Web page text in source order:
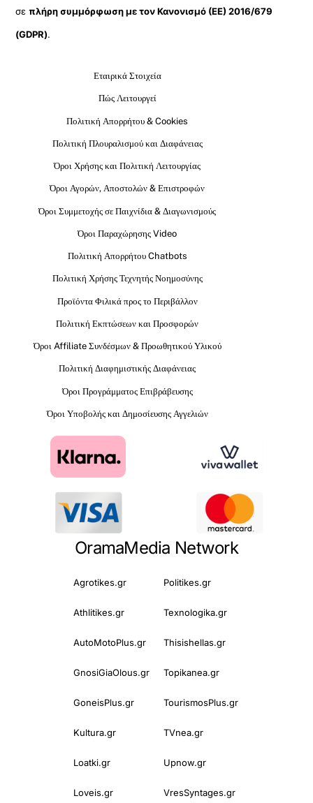
σεπλήρη συμμόρφωση με τον Κανονισμό (ΕΕ) 2016/679
(GDPR).
Εταιρικά Στοιχεία
Πώς Λειτουργεί
Πολιτική Απορρήτου & Cookies
Πολιτική Πλουραλισμού και Διαφάνειας
Όροι Χρήσης και Πολιτική Λειτουργίας
Όροι Αγορών, Αποστολών & Επιστροφών
Όροι Συμμετοχής σε Παιχνίδια & Διαγωνισμούς
Όροι Παραχώρησης Video
Πολιτική Απορρήτου Chatbots
Πολιτική Χρήσης Τεχνητής Νοημοσύνης
Προϊόντα Φιλικά προς το Περιβάλλον
Πολιτική Εκπτώσεων και Προσφορών
Όροι Affiliate Συνδέσμων & Προωθητικού Υλικού
Πολιτική Διαφημιστικής Διαφάνειας
Όροι Προγράμματος Επιβράβευσης
Όροι Υποβολής και Δημοσίευσης Αγγελιών
OramaMedia Network
Agrotikes.gr Politikes.gr
Athlitikes.gr Texnologika.gr
AutoMotoPlus.gr Thisishellas.gr
GnosiGiaOlous.gr Topikanea.gr
GoneisPlus.gr TourismosPlus.gr
Kultura.gr TVnea.gr
Loatki.gr Upnow.gr
Loveis.gr VresSyntages.gr